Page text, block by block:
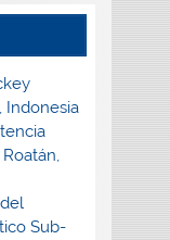
Indonesia
Sub-